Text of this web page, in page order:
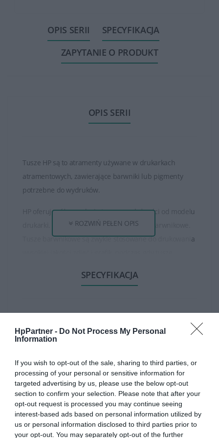
HpPartner - Do Not Process My Personal
Information
If you wish to opt-out of the sale, sharing to third parties, or
processing of your personal or sensitive information for
targeted advertising by us, please use the below opt-out
section to confirm your selection. Please note that after your
opt-out request is processed you may continue seeing
interest-based ads based on personal information utilized by
us or personal information disclosed to third parties prior to
your opt-out. You may separately opt-out of the further
OPIS SERII
SPECYFIKACJA
ZAPYTANIE O PRODUKT
OPIS SERII
Tusze HP są to atramenty używane w drukarkach
atramentowych, zawierające barwniki lub pigmenty
potrzebne do wydruków.
HP oferuje różne rodzaje tuszy, w zależności od modelu
drukarki. Istnieją tusze pigmentowe oraz barwnikowe.
Tusze barwnikowe są zwykle stosowane do drukowania
światło, co sprawia, że są idealne do drukowania
Tusze HP są dostępne w różnych pojemnościach, od
standardowych po bardziej wydajne. Większa
pojemność tuszu zwykle oznacza większą ilość
mogą być korzystne dla osób, które drukują duże ilości
dokumentów.
Tusze HP zapewniają wysoką jakość wydruków, oferując
wyraźne teksty, ostre linie i naturalne kolory.
Zapewniają one trwałość wydruków, która utrzymuje się
ROZWIŃ PEŁEN OPIS
SPECYFIKACJA
MEDIA
CECHY
Produkt:
HP 729 Printhead